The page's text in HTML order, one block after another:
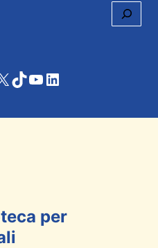
TikTok
YouTube
LinkedIn
per